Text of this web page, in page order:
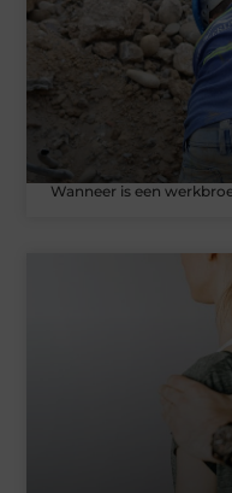
Wanneer is een